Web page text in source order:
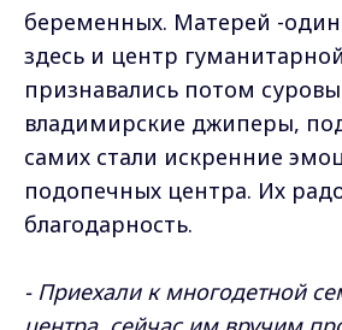
беременных. Матерей -
здесь и центр
признавались потом
владимирские джиперы,
самих стали искренние
подопечных центра. Их
благодарность.
- Приехали к многодетной